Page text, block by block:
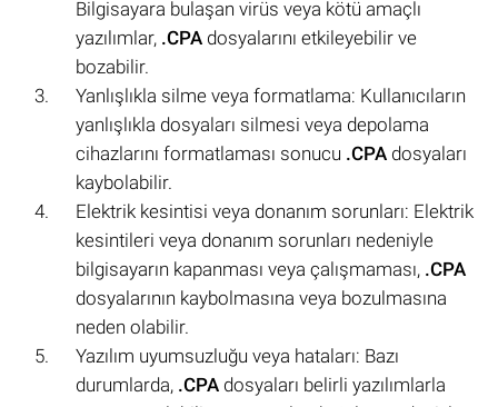
Bilgisayara bulaşan virüs veya kötü amaçlı
yazılımlar, .CPA dosyalarını etkileyebilir ve
bozabilir.
Yanlışlıkla silme veya formatlama: Kullanıcıların
yanlışlıkla dosyaları silmesi veya depolama
cihazlarını formatlaması sonucu .CPA dosyaları
kaybolabilir.
Elektrik kesintisi veya donanım sorunları: Elektrik
kesintileri veya donanım sorunları nedeniyle
bilgisayarın kapanması veya çalışmaması, .CPA
dosyalarının kaybolmasına veya bozulmasına
neden olabilir.
Yazılım uyumsuzluğu veya hataları: Bazı
durumlarda, .CPA dosyaları belirli yazılımlarla